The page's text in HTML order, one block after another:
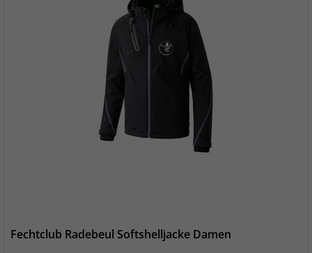
Fechtclub Radebeul Softshelljacke Damen